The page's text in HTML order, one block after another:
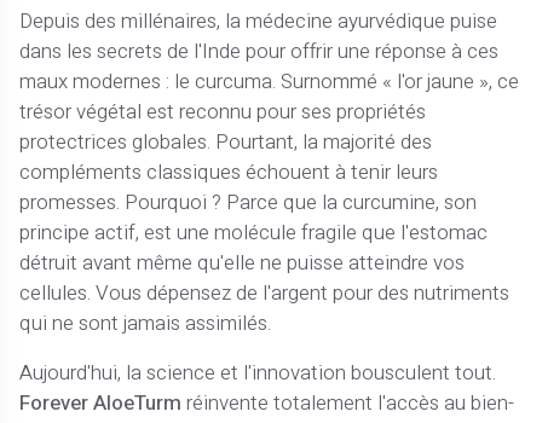
Depuis des millénaires, la médecine ayurvédique puise
dans les secrets de l'Inde pour offrir une réponse à ces
maux modernes : le curcuma. Surnommé « l'or jaune », ce
trésor végétal est reconnu pour ses propriétés
protectrices globales. Pourtant, la majorité des
compléments classiques échouent à tenir leurs
promesses. Pourquoi ? Parce que la curcumine, son
principe actif, est une molécule fragile que l'estomac
détruit avant même qu'elle ne puisse atteindre vos
cellules. Vous dépensez de l'argent pour des nutriments
qui ne sont jamais assimilés.
Aujourd'hui, la science et l'innovation bousculent tout.
Forever AloeTurm réinvente totalement l'accès au bien-